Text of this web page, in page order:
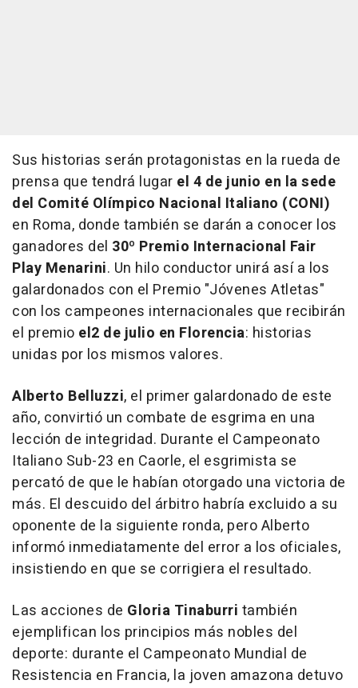
Sus historias serán protagonistas en la rueda de
prensa que tendrá lugar el 4 de junio en la sede
del Comité Olímpico Nacional Italiano (CONI)
en Roma, donde también se darán a conocer los
ganadores del 30º Premio Internacional Fair
Play Menarini. Un hilo conductor unirá así a los
galardonados con el Premio "Jóvenes Atletas"
con los campeones internacionales que recibirán
el premio el2 de julio en Florencia: historias
unidas por los mismos valores.
Alberto Belluzzi, el primer galardonado de este
año, convirtió un combate de esgrima en una
lección de integridad. Durante el Campeonato
Italiano Sub-23 en Caorle, el esgrimista se
percató de que le habían otorgado una victoria de
más. El descuido del árbitro habría excluido a su
oponente de la siguiente ronda, pero Alberto
informó inmediatamente del error a los oficiales,
insistiendo en que se corrigiera el resultado.
Las acciones de Gloria Tinaburri también
ejemplifican los principios más nobles del
deporte: durante el Campeonato Mundial de
Resistencia en Francia, la joven amazona detuvo